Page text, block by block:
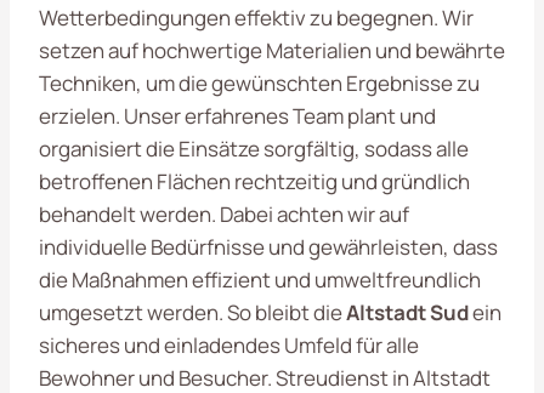
Wetterbedingungen effektiv zu begegnen. Wir
setzen auf hochwertige Materialien und bewährte
Techniken, um die gewünschten Ergebnisse zu
erzielen. Unser erfahrenes Team plant und
organisiert die Einsätze sorgfältig, sodass alle
betroffenen Flächen rechtzeitig und gründlich
behandelt werden. Dabei achten wir auf
individuelle Bedürfnisse und gewährleisten, dass
die Maßnahmen effizient und umweltfreundlich
umgesetzt werden. So bleibt dieAltstadt Sudein
sicheres und einladendes Umfeld für alle
Bewohner und Besucher. Streudienst in Altstadt